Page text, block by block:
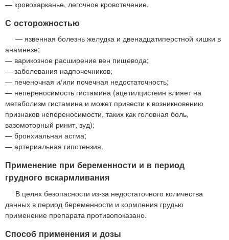
— кровохарканье, легочное кровотечение.
С осторожностью
— язвенная болезнь желудка и двенадцатиперстной кишки в
анамнезе;
— варикозное расширение вен пищевода;
— заболевания надпочечников;
— печеночная и/или почечная недостаточность;
— непереносимость гистамина (ацетилцистеин влияет на
метаболизм гистамина и может привести к возникновению
признаков непереносимости, таких как головная боль,
вазомоторный ринит, зуд);
— бронхиальная астма;
— артериальная гипотензия.
Применение при беременности и в период
грудного вскармливания
В целях безопасности из-за недостаточного количества
данных в период беременности и кормления грудью
применение препарата противопоказано.
Способ применения и дозы